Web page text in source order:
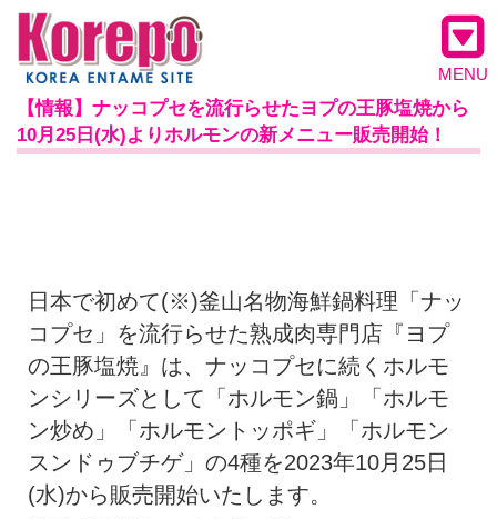
MENU
【情報】ナッコプセを流行らせたヨプの王豚塩焼から
10月25日(水)よりホルモンの新メニュー販売開始！
日本で初めて(※)釜山名物海鮮鍋料理「ナッ
コプセ」を流行らせた熟成肉専門店『ヨプ
の王豚塩焼』は、ナッコプセに続くホルモ
ンシリーズとして「ホルモン鍋」「ホルモ
ン炒め」「ホルモントッポギ」「ホルモン
スンドゥブチゲ」の4種を2023年10月25日
(水)から販売開始いたします。